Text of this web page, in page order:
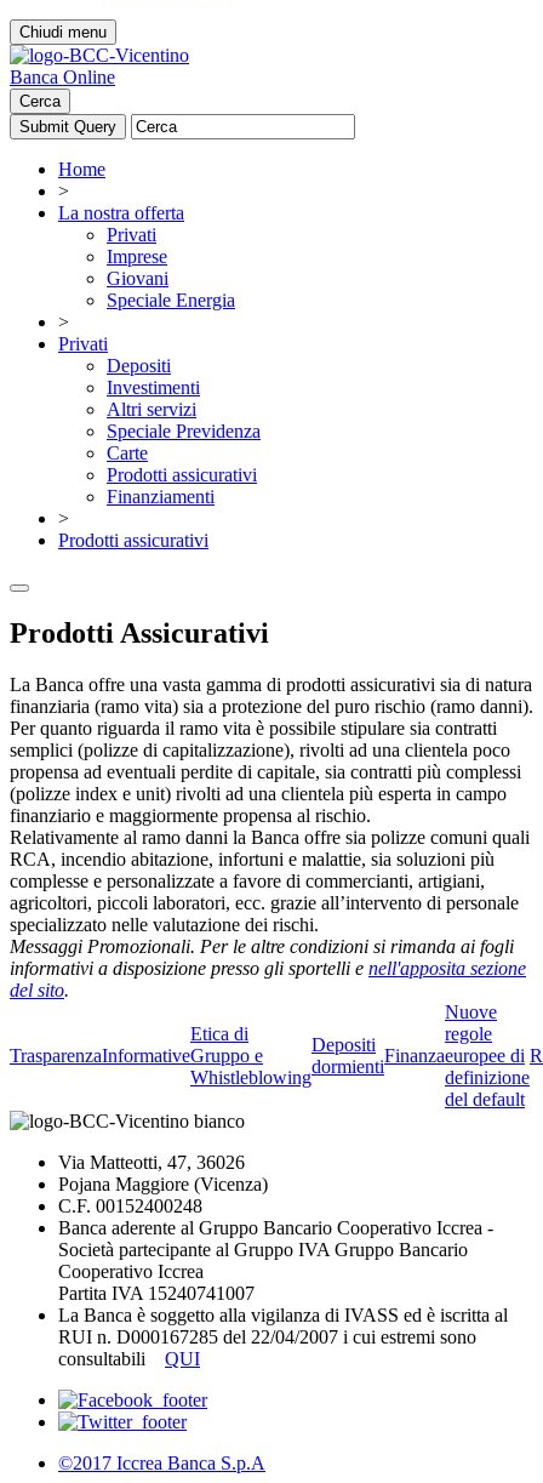
Chiudi menu
Banca Online
Cerca
Home
>
La nostra offerta
Privati
Imprese
Giovani
Speciale Energia
>
Privati
Depositi
Investimenti
Altri servizi
Speciale Previdenza
Carte
Prodotti assicurativi
Finanziamenti
>
Prodotti assicurativi
Prodotti Assicurativi
La Banca offre una vasta gamma di prodotti assicurativi sia di natura
finanziaria (ramo vita) sia a protezione del puro rischio (ramo danni).
Per quanto riguarda il ramo vita è possibile stipulare sia contratti
semplici (polizze di capitalizzazione), rivolti ad una clientela poco
propensa ad eventuali perdite di capitale, sia contratti più complessi
(polizze index e unit) rivolti ad una clientela più esperta in campo
finanziario e maggiormente propensa al rischio.
Relativamente al ramo danni la Banca offre sia polizze comuni quali
RCA, incendio abitazione, infortuni e malattie, sia soluzioni più
complesse e personalizzate a favore di commercianti, artigiani,
agricoltori, piccoli laboratori, ecc. grazie all’intervento di personale
specializzato nelle valutazione dei rischi.
Messaggi Promozionali. Per le altre condizioni si rimanda ai fogli
informativi a disposizione presso gli sportelli e nell'apposita sezione
del sito.
TrasparenzaInformative
Etica di
Gruppo e
Whistleblowing
Depositi
dormienti
Finanza
Nuove
regole
europee di
definizione
del default
Via Matteotti, 47, 36026
Pojana Maggiore (Vicenza)
C.F. 00152400248
Banca aderente al Gruppo Bancario Cooperativo Iccrea -
Società partecipante al Gruppo IVA Gruppo Bancario
Cooperativo Iccrea
Partita IVA 15240741007
La Banca è soggetto alla vigilanza di IVASS ed è iscritta al
RUI n. D000167285 del 22/04/2007 i cui estremi sono
consultabili QUI
©2017 Iccrea Banca S.p.A